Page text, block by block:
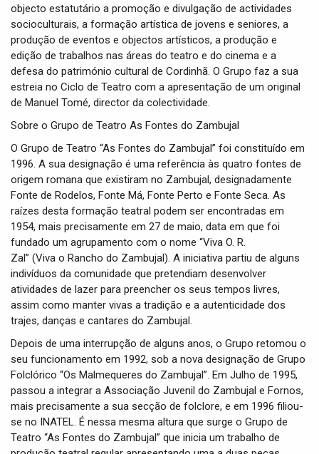
objecto estatutário a promoção e divulgação de actividades
socioculturais, a formação artística de jovens e seniores, a
produção de eventos e objectos artísticos, a produção e
edição de trabalhos nas áreas do teatro e do cinema e a
defesa do património cultural de Cordinhã. O Grupo faz a sua
estreia no Ciclo de Teatro com a apresentação de um original
de Manuel Tomé, director da colectividade.
Sobre o Grupo de Teatro As Fontes do Zambujal
O Grupo de Teatro “As Fontes do Zambujal” foi constituído em
1996. A sua designação é uma referência às quatro fontes de
origem romana que existiram no Zambujal, designadamente
Fonte de Rodelos, Fonte Má, Fonte Perto e Fonte Seca. As
raízes desta formação teatral podem ser encontradas em
1954, mais precisamente em 27 de maio, data em que foi
fundado um agrupamento com o nome “Viva O. R.
Zal” (Viva o Rancho do Zambujal). A iniciativa partiu de alguns
indivíduos da comunidade que pretendiam desenvolver
atividades de lazer para preencher os seus tempos livres,
assim como manter vivas a tradição e a autenticidade dos
trajes, danças e cantares do Zambujal.
Depois de uma interrupção de alguns anos, o Grupo retomou o
seu funcionamento em 1992, sob a nova designação de Grupo
Folclórico “Os Malmequeres do Zambujal”. Em Julho de 1995,
passou a integrar a Associação Juvenil do Zambujal e Fornos,
mais precisamente a sua secção de folclore, e em 1996 filiou-
se no INATEL. É nessa mesma altura que surge o Grupo de
Teatro “As Fontes do Zambujal” que inicia um trabalho de